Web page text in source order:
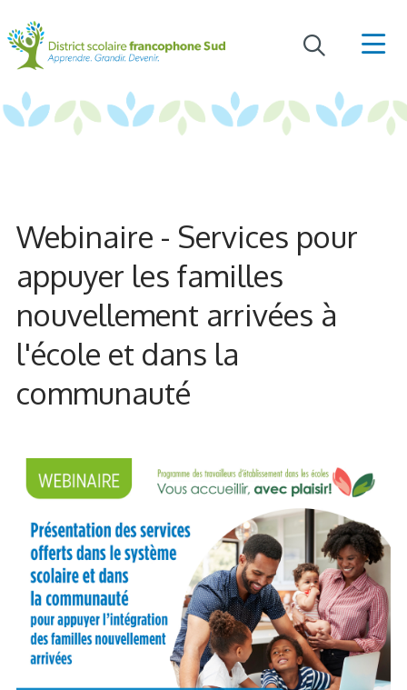
Webinaire - Services pour
appuyer les familles
nouvellement arrivées à
l'école et dans la
communauté